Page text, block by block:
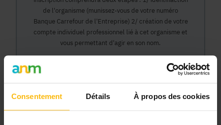
Consentement Détails À propos des cookies
de l'organisme (munissez-vous de votre numéro
Banque Carrefour de l'Entreprise) 2/ création de votre
compte individuel professionnel lié à cet organisme et
vous permettant d'agir en son nom.